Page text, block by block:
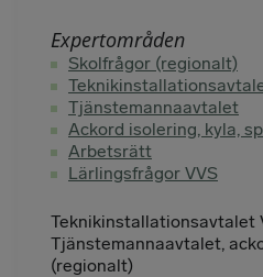
Expertområden
Skolfrågor (regionalt)
Tjänstemannaavtalet
Ackord isolering, kyla,
Arbetsrätt
Lärlingsfrågor VVS
Teknikinstallationsavtalet
Tjänstemannaavtalet,
(regionalt)